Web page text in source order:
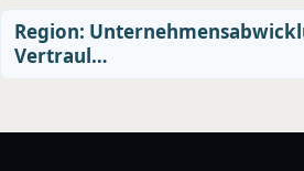
Region:
Vertraul…